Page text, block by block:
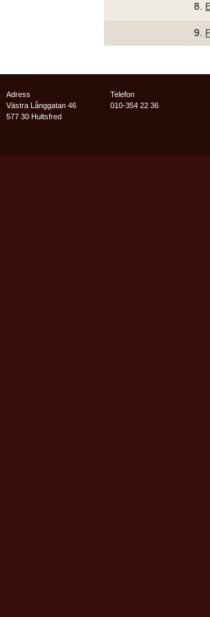
8.
9.
Adress
Västra Långgatan 46
577 30 Hultsfred
Telefon
010-354 22 36